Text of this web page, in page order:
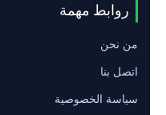
روابط مهمة
من نحن
اتصل بنا
سياسة الخصوصية